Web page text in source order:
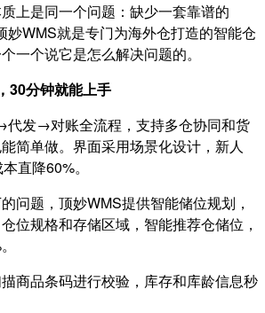
上是同一个问题：缺少一套靠谱的
妙WMS就是专门为海外仓打造的智能仓
一个说它是怎么解决问题的。
30分钟就能上手
发→对账全流程，支持多仓协同和货
简单做。界面采用场景化设计，新人
直降60%。
问题，顶妙WMS提供智能储位规划，
位规格和存储区域，智能推荐仓储位，
商品条码进行校验，库存和库龄信息秒